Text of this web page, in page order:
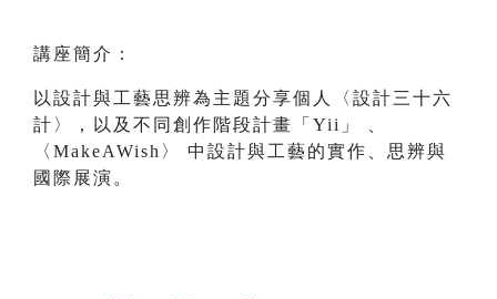
講座簡介：
以設計與工藝思辨為主題分享個人〈設計三十六
計〉，以及不同創作階段計畫「Yii」 、
〈MakeAWish〉 中設計與工藝的實作、思辨與
國際展演。